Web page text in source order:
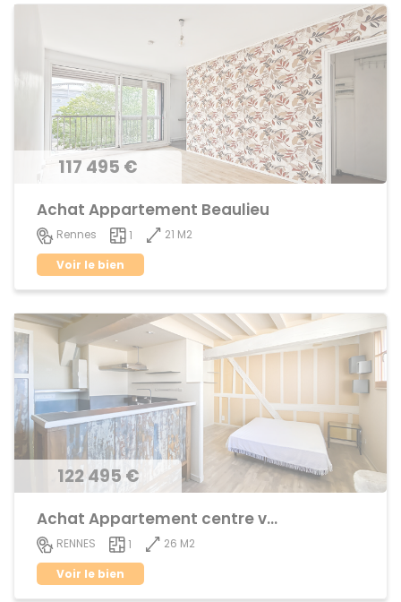
117 495 €
Achat Appartement Beaulieu
Rennes 1
21 M2
Voir le bien
122 495 €
Achat Appartement centre ville
RENNES 1
26 M2
Voir le bien